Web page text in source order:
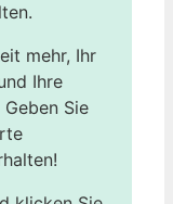
mehr, Ihr
Ihre
Sie